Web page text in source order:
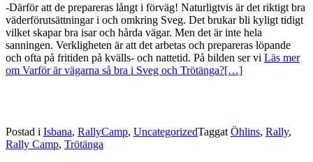
-Därför att de prepareras långt i förväg! Naturligtvis är det riktigt bra
väderförutsättningar i och omkring Sveg. Det brukar bli kyligt tidigt
vilket skapar bra isar och hårda vägar. Men det är inte hela
sanningen. Verkligheten är att det arbetas och prepareras löpande
och ofta på fritiden på kvälls- och nattetid. På bilden ser vi Läs mer
om Varför är vägarna så bra i Sveg och Trötänga?[…]
Postad i Isbana, RallyCamp, UncategorizedTaggat Öhlins, Rally,
Rally Camp, Trötänga